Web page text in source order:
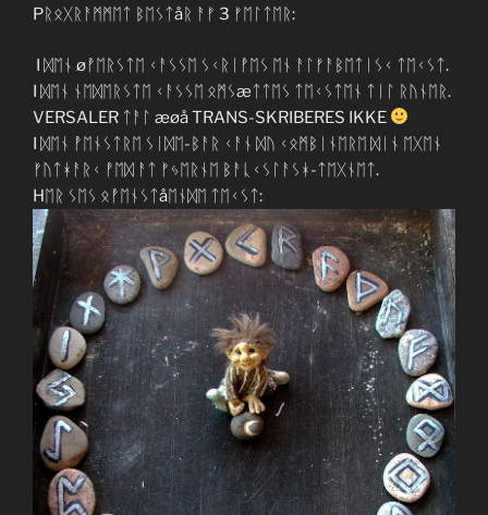
Pᚱᛟᚷᚱᚨᛗᛗᛖᛏ ᛒᛖᛊᛏåᚱ ᚨᚠ 3 ᚠᛖᛚᛏᛖᚱ:
I ᛞᛖᚾ øᚡᛖᚱᛊᛏᛖ ᚲᚨᛊᛊᛖ ᛊᚲᚱᛁᚡᛖᛊ ᛖᚾ ᚨᛚᚠᚨᛒᛖᛏᛁᛊᚲ ᛏᛖᚲᛊᛏ.
I ᛞᛖᚾ ᚾᛖᛞᛖᚱᛊᛏᛖ ᚲᚨᛊᛊᛖ ᛟᛗᛊæᛏᛏᛖᛊ ᛏᛖᚲᛊᛏᛖᚾ ᛏᛁᛚ ᚱᚢᚾᛖᚱ.
VERSALER ᛏᚨᛚ æøå TRANS-SKRIBERES IKKE
I ᛞᛖᚾ ᚡᛖᚾᛊᛏᚱᛖ ᛊᛁᛞᛖ-ᛒᚨᚱ ᚲᚨᚾ ᛞᚢ ᚲᛟᛗᛒᛁᚾᛖᚱᛖ ᛞᛁᚾ ᛖᚷᛖᚾ
ᚠᚢᛏᚼᚨᚱᚲ ᚡᛖᛞ ᚨᛏ ᚠᛃᛖᚱᚾᛖ ᛒᚨᚳᚲᛊᛚᚨᛊᚼ-ᛏᛖᚷᚾᛖᛏ.
Hᛖᚱ ᛊᛖᛊ ᛟᚡᛖᚾᛊᛏåᛖᚾᛞᛖ ᛏᛖᚲᛊᛏ: